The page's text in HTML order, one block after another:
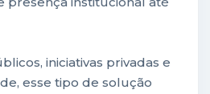
iniciativas privadas e
esse tipo de solução